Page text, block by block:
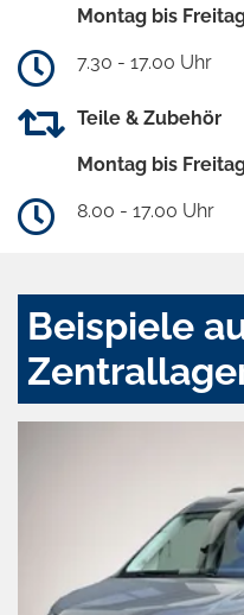
Montag bis
7.30 - 17.00 Uhr
Teile & Zubehör
Montag bis
8.00 - 17.00 Uhr
Beispiele